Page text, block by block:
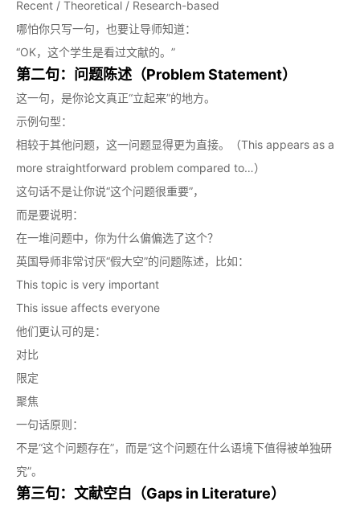
Recent / Theoretical / Research-based
哪怕你只写一句，也要让导师知道：
“OK，这个学生是看过文献的。”
第二句：问题陈述（Problem Statement）
这一句，是你论文真正“立起来”的地方。
示例句型：
相较于其他问题，这一问题显得更为直接。（This appears as a
more straightforward problem compared to…）
这句话不是让你说“这个问题很重要”，
而是要说明：
在一堆问题中，你为什么偏偏选了这个？
英国导师非常讨厌“假大空”的问题陈述，比如：
This topic is very important
This issue affects everyone
他们更认可的是：
对比
限定
聚焦
一句话原则：
不是“这个问题存在”，而是“这个问题在什么语境下值得被单独研
究”。
第三句：文献空白（Gaps in Literature）